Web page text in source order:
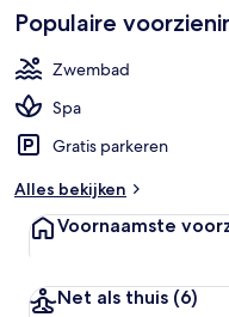
Populaire
Zwembad
Spa
Gratis parkeren
Alles bekijken
Voornaamste
Net als thuis (6)